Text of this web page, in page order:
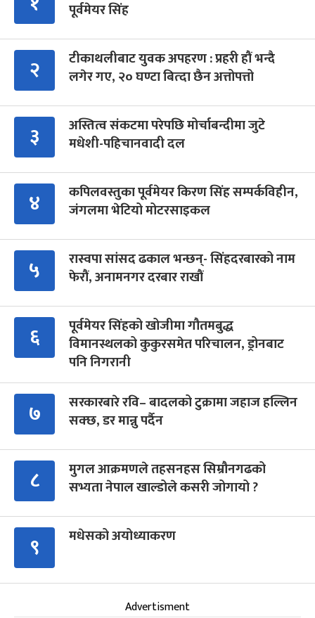
पूर्वमेयर सिंह
२
टीकाथलीबाट युवक अपहरण : प्रहरी हौं भन्दै
लगेर गए, २० घण्टा बित्दा छैन अत्तोपत्तो
३
अस्तित्व संकटमा परेपछि मोर्चाबन्दीमा जुटे
मधेशी-पहिचानवादी दल
४
कपिलवस्तुका पूर्वमेयर किरण सिंह सम्पर्कविहीन,
जंगलमा भेटियो मोटरसाइकल
५
रास्वपा सांसद ढकाल भन्छन्- सिंहदरबारको नाम
फेरौं, अनामनगर दरबार राखौं
६
पूर्वमेयर सिंहको खोजीमा गौतमबुद्ध
विमानस्थलको कुकुरसमेत परिचालन, ड्रोनबाट
पनि निगरानी
७
सरकारबारे रवि– बादलको टुक्रामा जहाज हल्लिन
सक्छ, डर मान्नु पर्दैन
८
मुगल आक्रमणले तहसनहस सिम्रौनगढको
सभ्यता नेपाल खाल्डोले कसरी जोगायो ?
९ मधेसको अयोध्याकरण
Advertisment